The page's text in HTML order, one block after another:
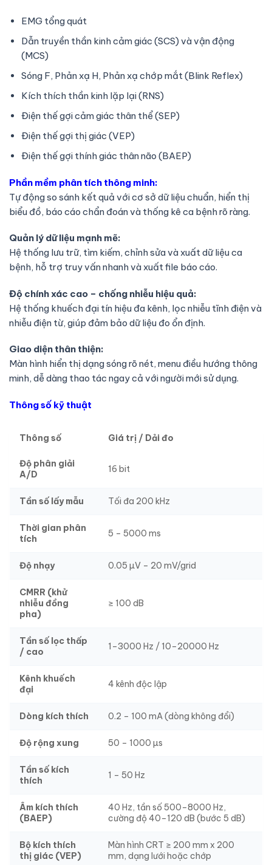
EMG tổng quát
Dẫn truyền thần kinh cảm giác (SCS) và vận động
(MCS)
Sóng F, Phản xạ H, Phản xạ chớp mắt (Blink Reflex)
Kích thích thần kinh lặp lại (RNS)
Điện thế gợi cảm giác thân thể (SEP)
Điện thế gợi thị giác (VEP)
Điện thế gợi thính giác thân não (BAEP)
Phần mềm phân tích thông minh:
Tự động so sánh kết quả với cơ sở dữ liệu chuẩn, hiển thị
biểu đồ, báo cáo chẩn đoán và thống kê ca bệnh rõ ràng.
Quản lý dữ liệu mạnh mẽ:
Hệ thống lưu trữ, tìm kiếm, chỉnh sửa và xuất dữ liệu ca
bệnh, hỗ trợ truy vấn nhanh và xuất file báo cáo.
Độ chính xác cao – chống nhiễu hiệu quả:
Hệ thống khuếch đại tín hiệu đa kênh, lọc nhiễu tĩnh điện và
nhiễu điện từ, giúp đảm bảo dữ liệu đo ổn định.
Giao diện thân thiện:
Màn hình hiển thị dạng sóng rõ nét, menu điều hướng thông
minh, dễ dàng thao tác ngay cả với người mới sử dụng.
Thông số kỹ thuật
Thông số Giá trị / Dải đo
Độ phân giải
A/D
16 bit
Tần số lấy mẫu Tối đa 200 kHz
Thời gian phân
tích
5 – 5000 ms
Độ nhạy 0.05 µV – 20 mV/grid
CMRR (khử
nhiễu đồng
pha)
≥ 100 dB
Tần số lọc thấp
/ cao
1–3000 Hz / 10–20000 Hz
Kênh khuếch
đại
4 kênh độc lập
Dòng kích thích 0.2 – 100 mA (dòng không đổi)
Độ rộng xung 50 – 1000 µs
Tần số kích
thích
1 – 50 Hz
Âm kích thích
(BAEP)
40 Hz, tần số 500–8000 Hz,
cường độ 40–120 dB (bước 5 dB)
Bộ kích thích
thị giác (VEP)
Màn hình CRT ≥ 200 mm x 200
mm, dạng lưới hoặc chớp